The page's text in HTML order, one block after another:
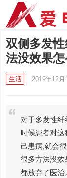
双侧多发
法没效果
生活 2019年12
对于多发性
时候患者对这
己患病,就会
很多方法没效
都放弃了医治